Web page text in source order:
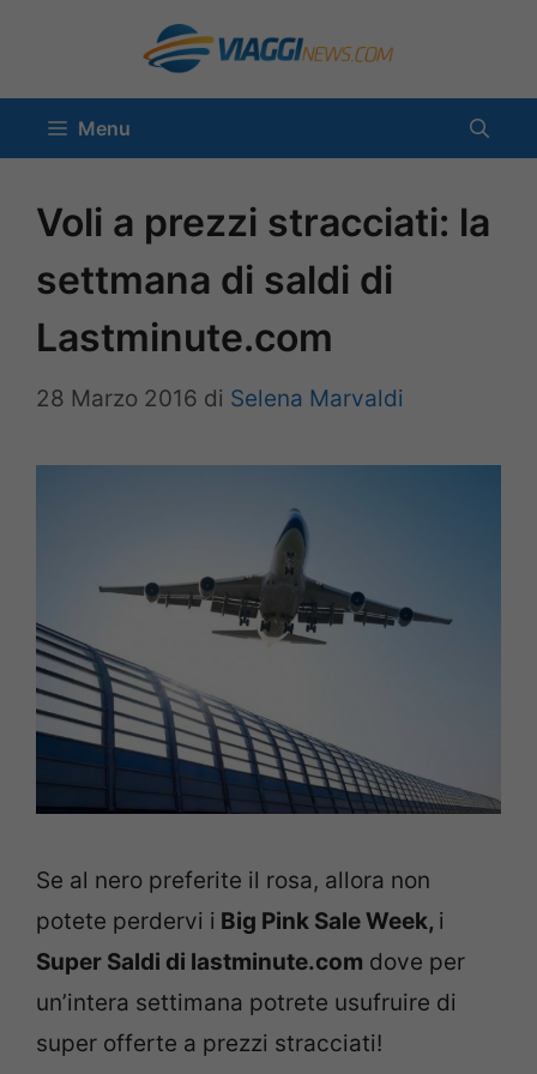
contenuto
Menu
Voli a prezzi stracciati: la
settmana di saldi di
Lastminute.com
28 Marzo 2016 di Selena Marvaldi
Se al nero preferite il rosa, allora non
potete perdervi i Big Pink Sale Week, i
Super Saldi di lastminute.com dove per
un’intera settimana potrete usufruire di
super offerte a prezzi stracciati!